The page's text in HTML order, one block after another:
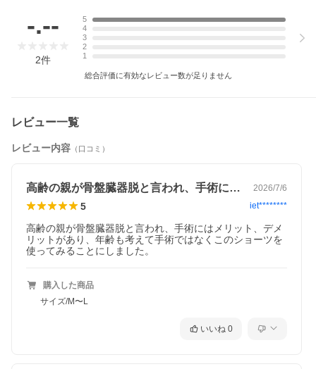
-.--
2件
5
4
3
2
1
総合評価に有効なレビュー数が足りません
レビュー一覧
レビュー内容 （口コミ）
高齢の親が骨盤臓器脱と言われ、手術には… 2026/7/6
5 iet********
高齢の親が骨盤臓器脱と言われ、手術にはメリット、デメ
リットがあり、年齢も考えて手術ではなくこのショーツを
購入した商品
サイズ/M〜L
いいね 0